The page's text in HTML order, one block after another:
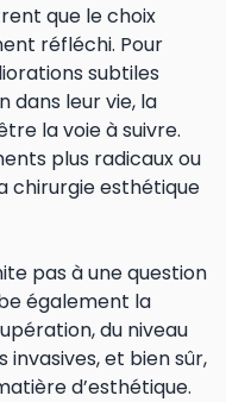
que le choix
réfléchi. Pour
subtiles
dans leur vie, la
la voie à suivre.
plus radicaux ou
chirurgie esthétique
pas à une question
également la
du niveau
et bien sûr,
d’esthétique.